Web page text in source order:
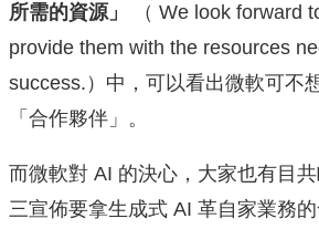
所需的資源」
（ We look forward
provide them with the resources
success.）中，可以看出微軟可不
「合作夥伴」。
而微軟對 AI 的決心，大家也有目
三宣佈要拿生成式 AI 革自家業務